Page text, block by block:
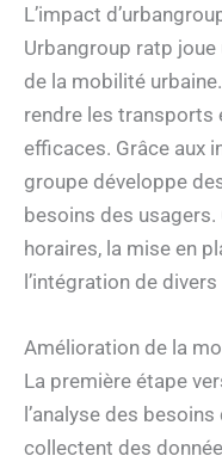
L’impact
Urbangroup ratp joue
de la mobilité
rendre les transports
efficaces. Grâce aux
groupe développe
besoins des usagers.
horaires, la mise en
l’intégration de
Amélioration de la
La première étape
l’analyse des
collectent des